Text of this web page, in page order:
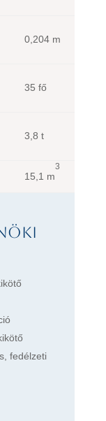
0,204 m
35 fő
3,8 t
15,1 m
3
fedélzeti